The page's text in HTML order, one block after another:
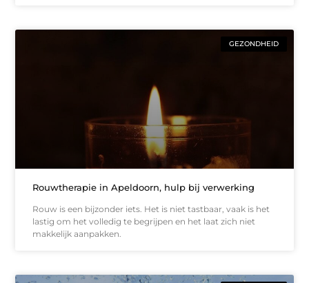
GEZONDHEID
Rouwtherapie in Apeldoorn, hulp bij verwerking
Rouw is een bijzonder iets. Het is niet tastbaar, vaak is het
lastig om het volledig te begrijpen en het laat zich niet
makkelijk aanpakken.